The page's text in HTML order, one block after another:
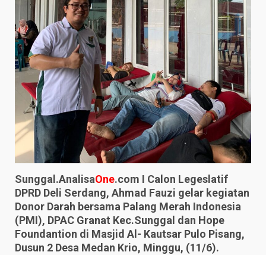
Sunggal.AnalisaOne.com I Calon Legeslatif
DPRD Deli Serdang, Ahmad Fauzi gelar kegiatan
Donor Darah bersama Palang Merah Indonesia
(PMI), DPAC Granat Kec.Sunggal dan Hope
Foundantion di Masjid Al- Kautsar Pulo Pisang,
Dusun 2 Desa Medan Krio, Minggu, (11/6).